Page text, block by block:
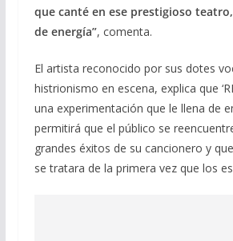
que canté en ese prestigioso
de energía”, comenta.
El artista reconocido por sus dotes
histrionismo en escena, explica que
una experimentación que le llena de
permitirá que el público se
grandes éxitos de su cancionero y
se tratara de la primera vez que los